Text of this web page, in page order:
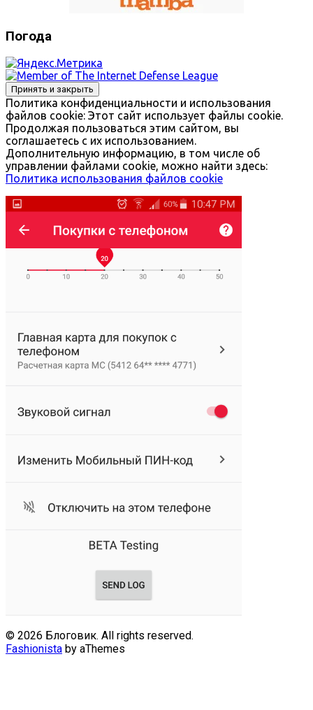
Погода
Политика конфиденциальности и использования
файлов сookie: Этот сайт использует файлы cookie.
Продолжая пользоваться этим сайтом, вы
соглашаетесь с их использованием.
Дополнительную информацию, в том числе об
управлении файлами cookie, можно найти здесь:
Политика использования файлов cookie
© 2026 Блоговик. All rights reserved.
Fashionista by aThemes